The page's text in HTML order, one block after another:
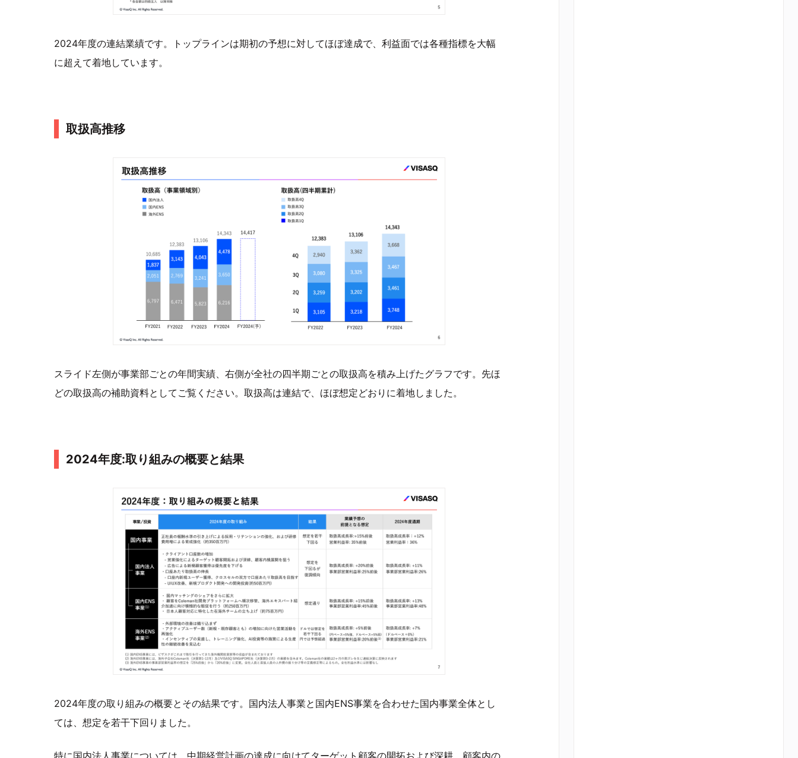
2024年度の連結業績です。トップラインは期初の予想に対してほぼ達成で、利益面では各種指標を大幅
に超えて着地しています。
取扱高推移
スライド左側が事業部ごとの年間実績、右側が全社の四半期ごとの取扱高を積み上げたグラフです。先ほ
どの取扱高の補助資料としてご覧ください。取扱高は連結で、ほぼ想定どおりに着地しました。
2024年度:取り組みの概要と結果
2024年度の取り組みの概要とその結果です。国内法人事業と国内ENS事業を合わせた国内事業全体とし
ては、想定を若干下回りました。